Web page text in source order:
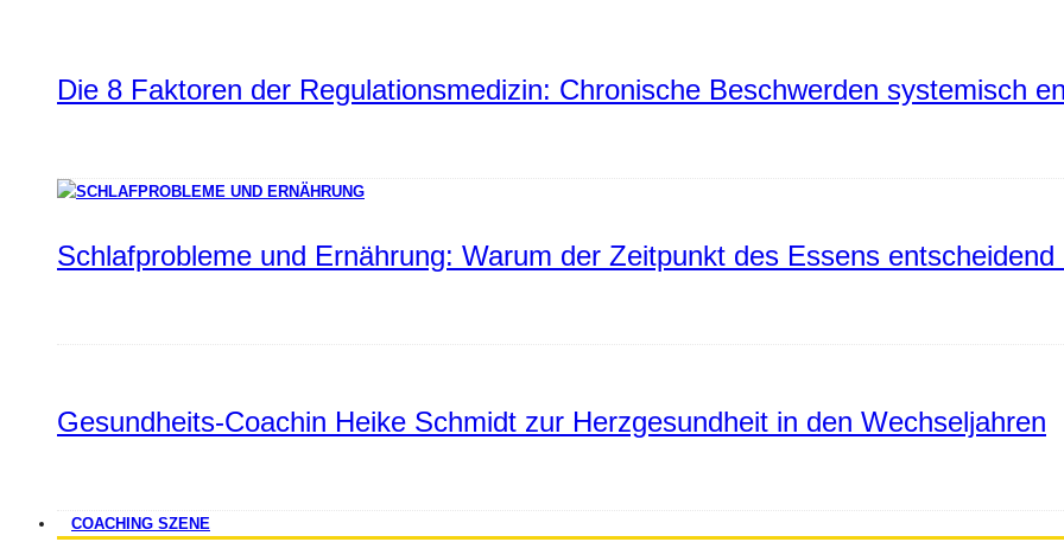
Die 8 Faktoren der Regulationsmedizin: Chronische Beschwerden systemisch
Schlafprobleme und Ernährung: Warum der Zeitpunkt des Essens entscheidend
Gesundheits-Coachin Heike Schmidt zur Herzgesundheit in den Wechseljahren
COACHING SZENE